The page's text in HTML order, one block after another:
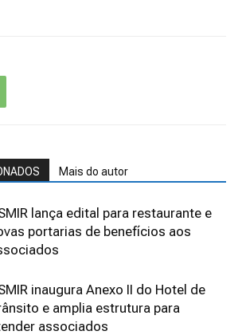
Mais do autor
lança edital para restaurante e
portarias de benefícios aos
inaugura Anexo II do Hotel de
e amplia estrutura para
associados